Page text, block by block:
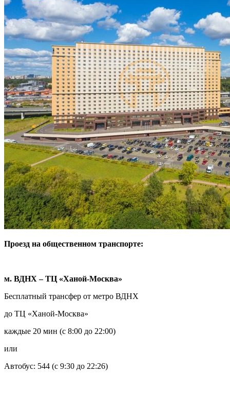
Проезд на общественном транспорте:
м. ВДНХ – ТЦ «Ханой-Москва»
Бесплатный трансфер от метро ВДНХ
до ТЦ «Ханой-Москва»
каждые 20 мин (с 8:00 до 22:00)
или
Автобус: 544 (с 9:30 до 22:26)